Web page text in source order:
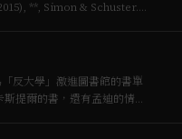
反大學」激進圖書館的書單
提爾的書，還有孟迪的情報